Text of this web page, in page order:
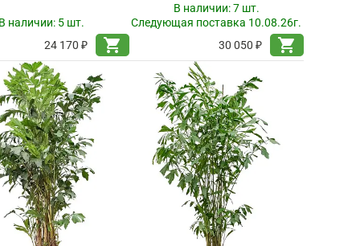
наличии: 5 шт.
24 170 ₽
shopping_cart
В наличии:7 шт.
Следующая поставка 10.08.26г.
30 050 ₽
shopping_cart